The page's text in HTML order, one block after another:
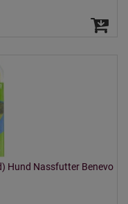
Hund Nassfutter Benevo